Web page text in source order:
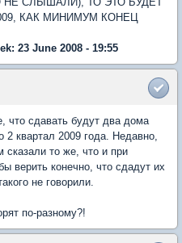
КАК МИНИМУМ КОНЕЦ
23 June 2008 - 19:55
что сдавать будут два дома
2 квартал 2009 года. Недавно,
то же, что и при
верить конечно, что сдадут их
не говорили.
по-разному?!